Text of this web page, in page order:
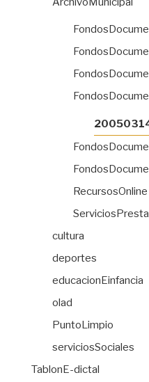
RecursosOnline
cultura
deportes
educacionEinfancia
olad
PuntoLimpio
serviciosSociales
TablonE-dictal